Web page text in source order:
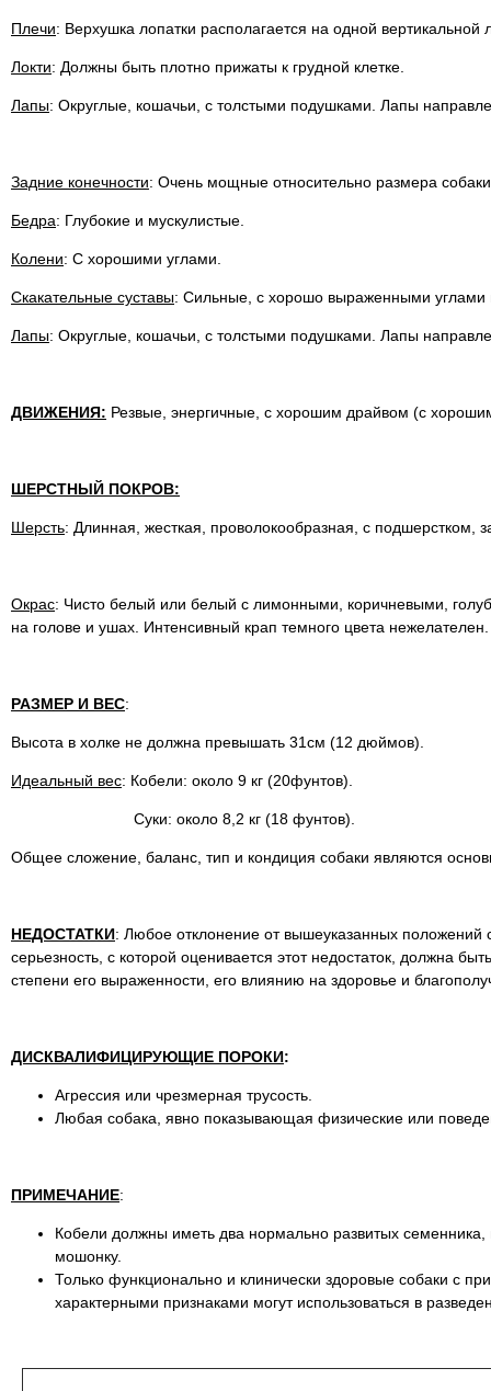
Плечи: Верхушка лопатки располагается на одной вертикальной
Локти: Должны быть плотно прижаты к грудной клетке.
Лапы: Округлые, кошачьи, с толстыми подушками. Лапы
Задние конечности: Очень мощные относительно размера
Бедра: Глубокие и мускулистые.
Колени: С хорошими углами.
Скакательные суставы: Сильные, с хорошо выраженными углами
Лапы: Округлые, кошачьи, с толстыми подушками. Лапы
ДВИЖЕНИЯ: Резвые, энергичные, с хорошим драйвом (с
ШЕРСТНЫЙ ПОКРОВ:
Шерсть: Длинная, жесткая, проволокообразная, с
Окрас: Чисто белый или белый с лимонными, коричневыми,
на голове и ушах. Интенсивный крап темного цвета нежелателен.
РАЗМЕР И ВЕС:
Высота в холке не должна превышать 31см (12 дюймов).
Идеальный вес: Кобели: около 9 кг (20фунтов).
Суки: около 8,2 кг (18 фунтов).
Общее сложение, баланс, тип и кондиция собаки являются
НЕДОСТАТКИ: Любое отклонение от вышеуказанных положений
серьезность, с которой оценивается этот недостаток, должна
степени его выраженности, его влиянию на здоровье и
ДИСКВАЛИФИЦИРУЮЩИЕ ПОРОКИ:
Агрессия или чрезмерная трусость.
Любая собака, явно показывающая физические или
ПРИМЕЧАНИЕ:
Кобели должны иметь два нормально развитых
мошонку.
Только функционально и клинически здоровые собаки с
характерными признаками могут использоваться в